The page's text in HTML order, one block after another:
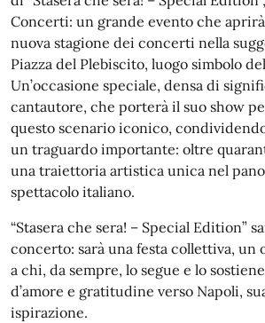
Concerti: un grande evento che
nuova stagione dei concerti nella
Piazza del Plebiscito, luogo simbolo
Un’occasione speciale, densa di
cantautore, che porterà il suo show
questo scenario iconico,
un traguardo importante: oltre
una traiettoria artistica unica nel
spettacolo italiano.
“Stasera che sera! – Special Edition”
concerto: sarà una festa collettiva, un
a chi, da sempre, lo segue e lo
d’amore e gratitudine verso Napoli,
ispirazione.